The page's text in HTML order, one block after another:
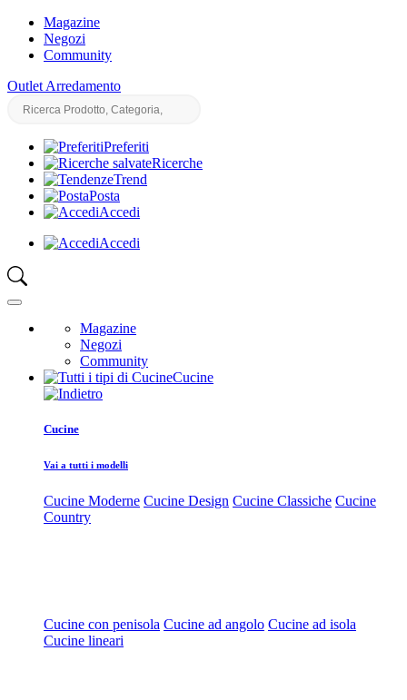
Magazine
Negozi
Community
Outlet Arredamento
Preferiti
Ricerche
Trend
Posta
Accedi
Accedi
Magazine
Negozi
Community
Cucine
Cucine
Vai a tutti i modelli
Cucine Moderne Cucine Design Cucine Classiche Cucine
Country
Cucine con penisola Cucine ad angolo Cucine ad isola
Cucine lineari